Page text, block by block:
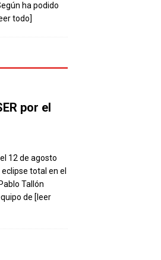
ha podido
todo]
por el
12 de agosto
total en el
Tallón
de [leer